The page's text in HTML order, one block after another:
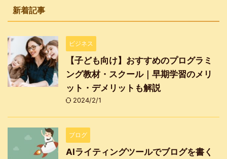
新着記事
ビジネス
【子ども向け】おすすめのプログラミ
ング教材・スクール｜早期学習のメリ
ット・デメリットも解説
2024/2/1
ブログ
AIライティングツールでブログを書く